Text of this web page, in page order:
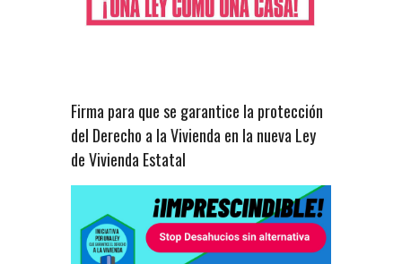
Firma para que se garantice la protección
del Derecho a la Vivienda en la nueva Ley
de Vivienda Estatal